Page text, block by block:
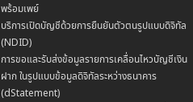
พร้อมเพย์
บริการเปิดบัญชีด้วยการยืนยันตัวตนรูปแบบดิจิทัล
(NDID)
การขอและรับส่งข้อมูลรายการเคลื่อนไหวบัญชีเงิน
ฝาก ในรูปแบบข้อมูลดิจิทัลระหว่างธนาคาร
(dStatement)